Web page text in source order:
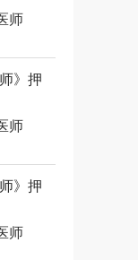
师
》押
师
》押
师